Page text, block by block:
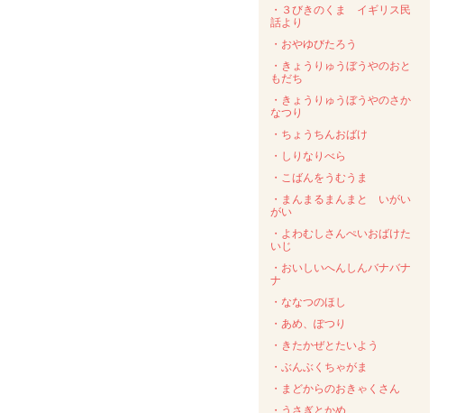
・３びきのくま イギリス民
話より
・おやゆびたろう
・きょうりゅうぼうやのおと
もだち
・きょうりゅうぼうやのさか
なつり
・ちょうちんおばけ
・しりなりべら
・こばんをうむうま
・まんまるまんまと いがい
がい
・よわむしさんぺいおばけた
いじ
・おいしいへんしんバナバナ
ナ
・ななつのほし
・あめ、ぽつり
・きたかぜとたいよう
・ぶんぶくちゃがま
・まどからのおきゃくさん
・うさぎとかめ